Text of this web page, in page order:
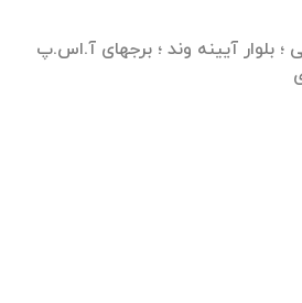
؛ بلوار آیینه وند ؛ برجهای آ.اس.پ